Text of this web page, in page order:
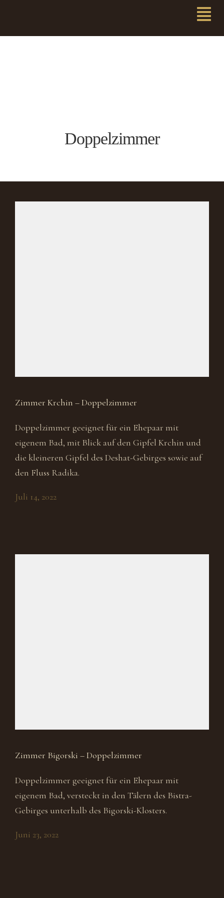
Doppelzimmer
Zimmer Krchin – Doppelzimmer
Doppelzimmer geeignet für ein Ehepaar mit
eigenem Bad, mit Blick auf den Gipfel Krchin und
die kleineren Gipfel des Deshat-Gebirges sowie auf
den Fluss Radika.
Juli 14, 2022
Zimmer Bigorski – Doppelzimmer
Doppelzimmer geeignet für ein Ehepaar mit
eigenem Bad, versteckt in den Tälern des Bistra-
Gebirges unterhalb des Bigorski-Klosters.
Juni 23, 2022